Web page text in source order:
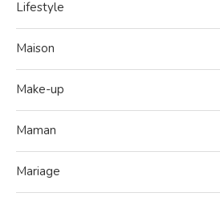
Lifestyle
Maison
Make-up
Maman
Mariage